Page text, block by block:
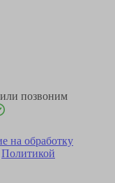
позвоним
на обработку
Политикой